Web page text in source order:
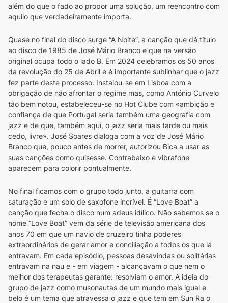
além do que o fado ao propor uma solução, um reencontro com
aquilo que verdadeiramente importa.
Quase no final do disco surge “A Noite”, a canção que dá título
ao disco de 1985 de José Mário Branco e que na versão
original ocupa todo o lado B. Em 2024 celebramos os 50 anos
da revolução do 25 de Abril e é importante sublinhar que o jazz
fez parte deste processo. Instalou-se em Lisboa com a
obrigação de não afrontar o regime mas, como António Curvelo
tão bem notou, estabeleceu-se no Hot Clube com «ambição e
confiança de que Portugal seria também uma geografia com
jazz e de que, também aqui, o jazz seria mais tarde ou mais
cedo, livre». José Soares dialoga com a voz de José Mário
Branco que, pouco antes de morrer, autorizou Bica a usar as
suas canções como quisesse. Contrabaixo e vibrafone
aparecem para colorir pontualmente.
No final ficamos com o grupo todo junto, a guitarra com
saturação e um solo de saxofone incrível. É “Love Boat” a
canção que fecha o disco num adeus idílico. Não sabemos se o
nome “Love Boat” vem da série de televisão americana dos
anos 70 em que um navio de cruzeiro tinha poderes
extraordinários de gerar amor e conciliação a todos os que lá
entravam. Em cada episódio, pessoas desavindas ou solitárias
entravam na nau e - em viagem - alcançavam o que nem o
melhor dos terapeutas garante: resolviam o amor. A ideia do
grupo de jazz como musonautas de um mundo mais igual e
belo é um tema que atravessa o jazz e que tem em Sun Ra o